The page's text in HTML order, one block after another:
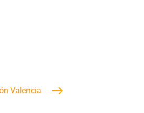
Valencia